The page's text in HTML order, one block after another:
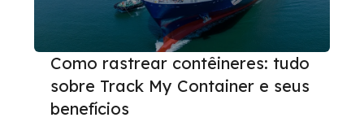
Como rastrear contêineres: tudo
sobre Track My Container e seus
benefícios